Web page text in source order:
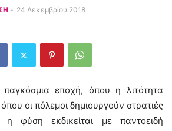
- 24 Δεκεμβρίου 2018
εποχή, όπου η λιτότητα
οι πόλεμοι δημιουργούν στρατιές
φύση εκδικείται με παντοειδή